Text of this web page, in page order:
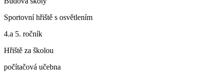
Sportovní hřiště s osvětlením
4.a 5. ročník
Hřiště za školou
počítačová učebna